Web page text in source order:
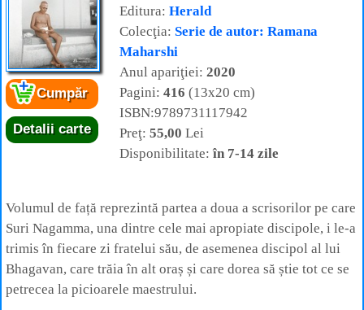
Cumpăr
Detalii carte
Editura: Herald
Colecţia: Serie de autor: Ramana
Maharshi
Anul apariţiei: 2020
Pagini: 416 (13x20 cm)
ISBN:9789731117942
Preţ: 55,00 Lei
Disponibilitate:în 7-14 zile
Volumul de față reprezintă partea a doua a scrisorilor pe care
Suri Nagamma, una dintre cele mai apropiate discipole, i le-a
trimis în fiecare zi fratelui său, de asemenea discipol al lui
Bhagavan, care trăia în alt oraș și care dorea să știe tot ce se
petrecea la picioarele maestrului.